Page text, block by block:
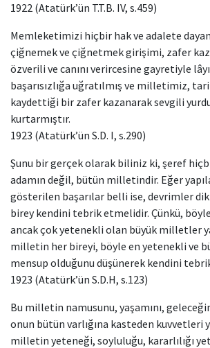
1922 (Atatürk’ün T.T.B. IV, s.459)
Memleketimizi hiçbir hak ve adalete
çiğnemek ve çiğnetmek girişimi, zafer
özverili ve canını verircesine gayretiyle
başarısızlığa uğratılmış ve milletimiz,
kaydettiği bir zafer kazanarak sevgili
kurtarmıştır.
1923 (Atatürk’ün S.D. I, s.290)
Şunu bir gerçek olarak biliniz ki, şeref
adamın değil, bütün milletindir. Eğer
gösterilen başarılar belli ise, devrimler
birey kendini tebrik etmelidir. Çünkü,
ancak çok yetenekli olan büyük milletler
milletin her bireyi, böyle en yetenekli ve
mensup olduğunu düşünerek kendini
1923 (Atatürk’ün S.D.H, s.123)
Bu milletin namusunu, yaşamını,
onun bütün varlığına kasteden kuvvetleri
milletin yeteneği, soyluluğu, kararlılığı